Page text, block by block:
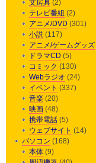
文房具 (2)
テレビ番組 (2)
アニメ/DVD (301)
小説 (117)
アニメ/ゲームグッズ
ドラマCD (5)
コミック (130)
Webラジオ (24)
イベント (337)
音楽 (20)
映画 (48)
携帯電話 (5)
ウェブサイト (14)
パソコン (168)
本体 (9)